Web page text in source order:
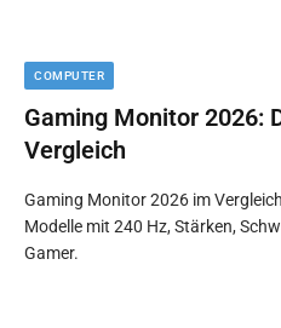
COMPUTER
Gaming Monitor 2026:
Vergleich
Gaming Monitor 2026 im
Modelle mit 240 Hz, Stärken,
Gamer.